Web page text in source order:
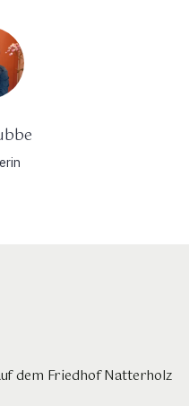
dem Friedhof Natterholz